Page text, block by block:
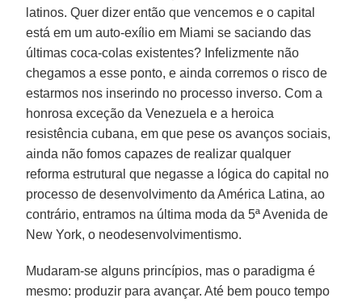
latinos. Quer dizer então que vencemos e o capital
está em um auto-exílio em Miami se saciando das
últimas coca-colas existentes? Infelizmente não
chegamos a esse ponto, e ainda corremos o risco de
estarmos nos inserindo no processo inverso. Com a
honrosa exceção da Venezuela e a heroica
resistência cubana, em que pese os avanços sociais,
ainda não fomos capazes de realizar qualquer
reforma estrutural que negasse a lógica do capital no
processo de desenvolvimento da América Latina, ao
contrário, entramos na última moda da 5ª Avenida de
New York, o neodesenvolvimentismo.
Mudaram-se alguns princípios, mas o paradigma é
mesmo: produzir para avançar. Até bem pouco tempo